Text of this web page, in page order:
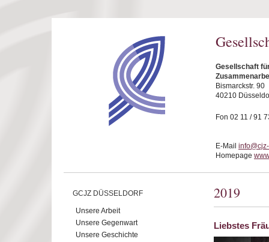
Gesellschaft
Bismarckstr. 90
40210
Fon 02 11 / 91
E-Mail
Homepage
GCJZ DÜSSELDORF
Unsere Arbeit
Unsere Gegenwart
Unsere Geschichte
2019
Liebstes